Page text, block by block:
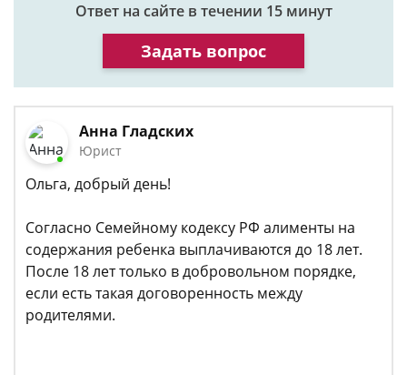
Ответ на сайте в течении 15 минут
Задать вопрос
Анна Гладских
Юрист
Ольга, добрый день!
Согласно Семейному кодексу РФ алименты на
содержания ребенка выплачиваются до 18 лет.
После 18 лет только в добровольном порядке,
если есть такая договоренность между
родителями.